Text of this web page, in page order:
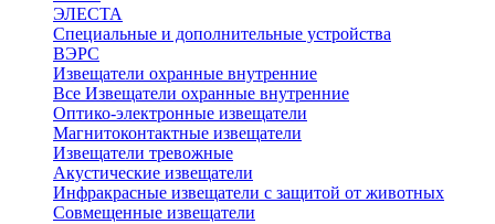
ЭЛЕСТА
Специальные и дополнительные устройства
ВЭРС
Извещатели охранные внутренние
Все Извещатели охранные внутренние
Оптико-электронные извещатели
Магнитоконтактные извещатели
Извещатели тревожные
Акустические извещатели
Инфракрасные извещатели с защитой от животных
Совмещенные извещатели